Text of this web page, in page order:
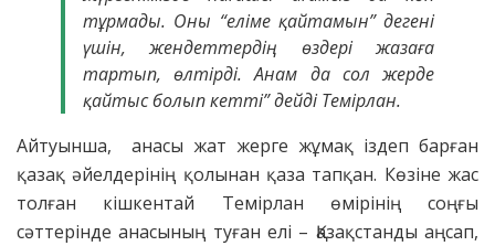
тұрмады. Оны “еліме қайтамын” дегені
үшін, жендеттердің өздері жазаға
тартып, өлтірді. Анам да сол жерде
қайтыс болып кетті” дейді Темірлан.
Айтуынша, анасы жат жерге жұмақ іздеп барған
қазақ әйелдерінің қолынан қаза тапқан. Көзіне жас
толған кішкентай Темірлан өмірінің соңғы
сәттерінде анасының туған елі – Қазақстанды аңсап,